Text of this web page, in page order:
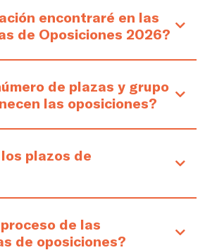
encontraré en las
de Oposiciones 2026?
de plazas y grupo
las oposiciones?
plazos de
de las
de oposiciones?